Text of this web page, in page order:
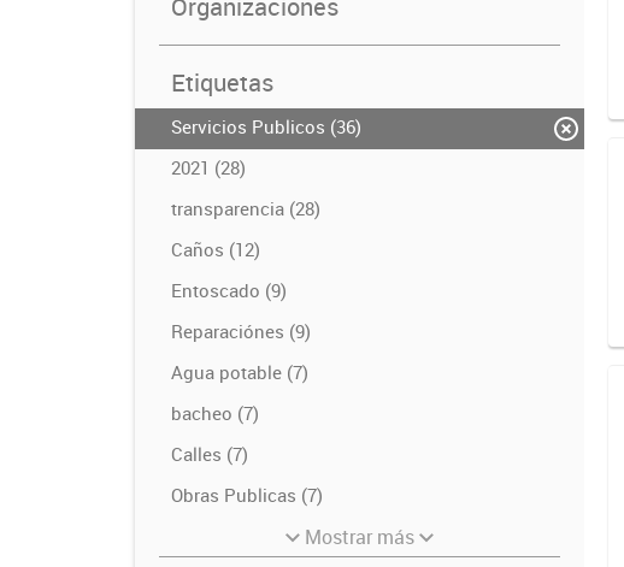
Etiquetas
Servicios Publicos (36)
2021 (28)
transparencia (28)
Caños (12)
Entoscado (9)
Reparaciónes (9)
Agua potable (7)
bacheo (7)
Calles (7)
Obras Publicas (7)
Mostrar más